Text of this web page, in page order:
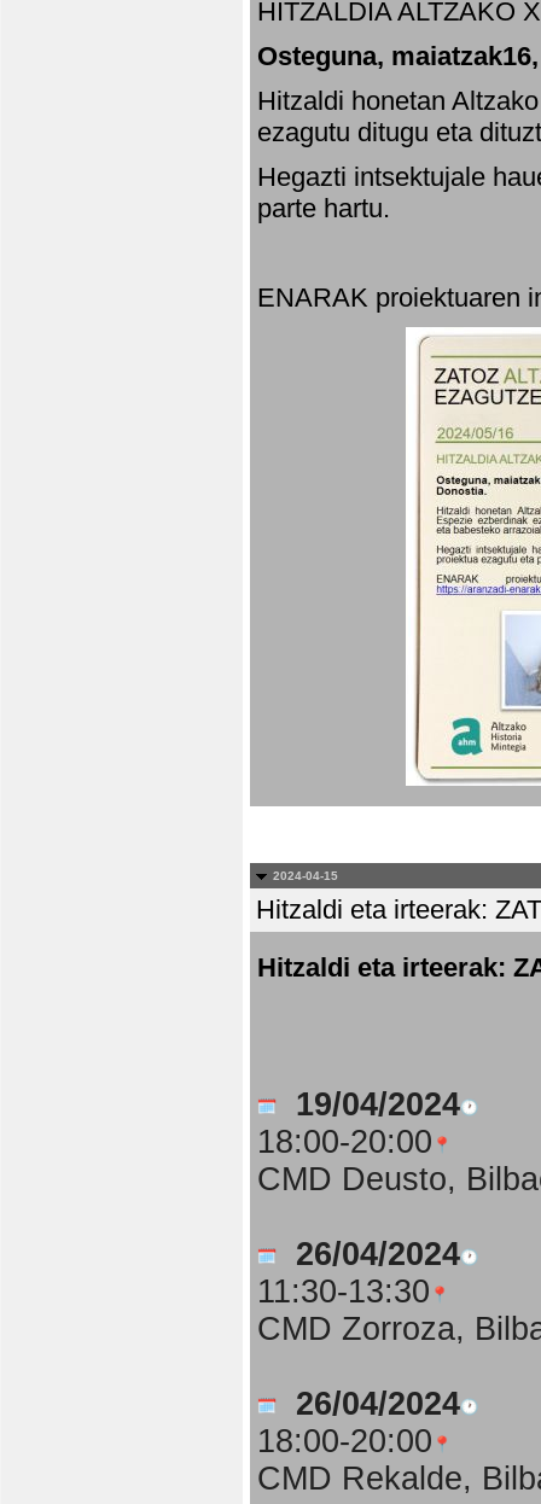
HITZALDIA ALTZAKO
Osteguna,
Hitzaldi honetan
ezagutu ditugu eta
Hegazti intsektujale
parte hartu.
ENARAK proiektuaren
2024-04-15
Hitzaldi eta irteerak:
Hitzaldi eta irteerak:
19/04/2024
18:00-20:00
CMD Deusto,
26/04/2024
11:30-13:30
CMD Zorroza,
26/04/2024
18:00-20:00
CMD Rekalde,